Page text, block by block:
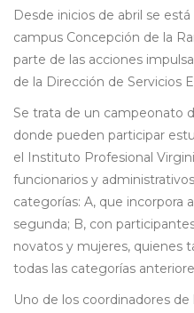
Desde inicios de abril se
campus Concepción de la
parte de las acciones
de la Dirección de Servicios
Se trata de un campeonato
donde pueden participar
el Instituto Profesional
funcionarios y
categorías: A, que incorpora
segunda; B, con
novatos y mujeres, quienes
todas las categorías
Uno de los coordinadores